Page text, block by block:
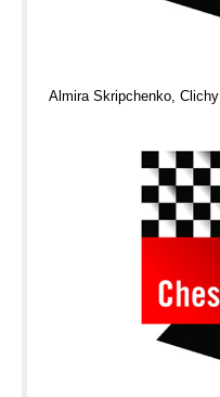
Almira Skripchenko, Clichy